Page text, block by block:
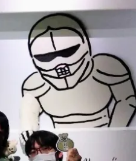
音楽
ゲーム・サービス開発
書籍・雑誌出版
チャレンジ